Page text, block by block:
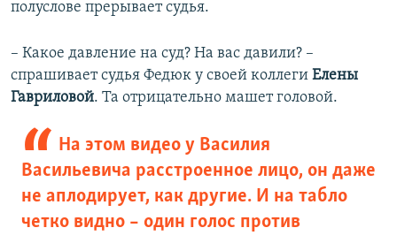
полуслове прерывает судья.
– Какое давление на суд? На вас давили? –
спрашивает судья Федюк у своей коллеги Елены
Гавриловой. Та отрицательно машет головой.
На этом видео у Василия
Васильевича расстроенное лицо, он даже
не аплодирует, как другие. И на табло
четко видно – один голос против